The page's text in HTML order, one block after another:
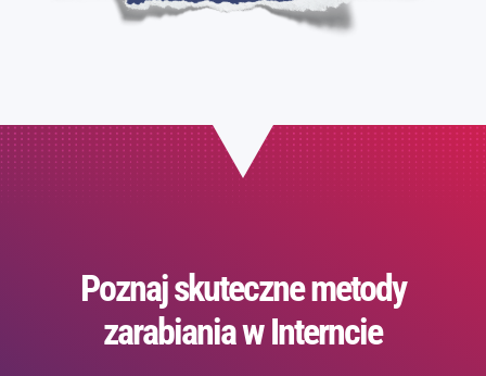
Poznaj skuteczne metody
zarabiania w Interncie